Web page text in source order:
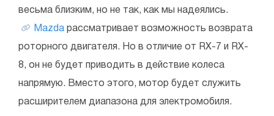
весьма близким, но не так, как мы надеялись.
Mazda рассматривает возможность возврата
роторного двигателя. Но в отличие от RX-7 и RX-
8, он не будет приводить в действие колеса
напрямую. Вместо этого, мотор будет служить
расширителем диапазона для электромобиля.